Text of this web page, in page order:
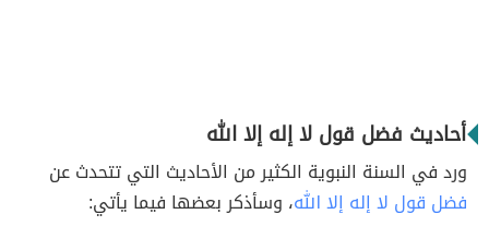
أحاديث فضل قول لا إله إلا الله
ورد في السنة النبوية الكثير من الأحاديث التي تتحدث عن
فضل قول لا إله إلا الله، وسأذكر بعضها فيما يأتي: